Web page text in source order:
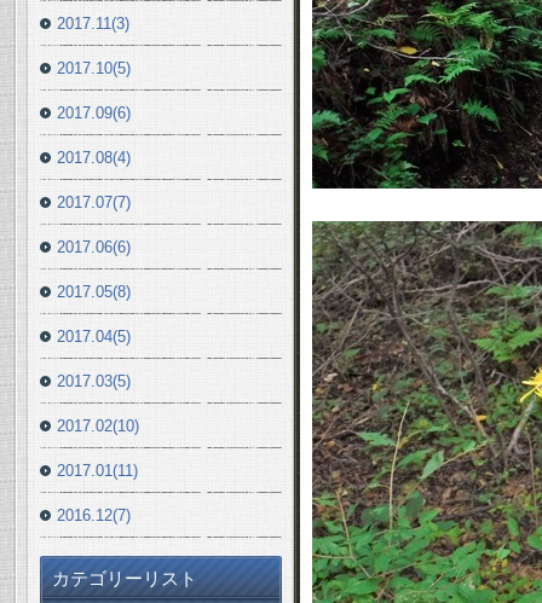
2017.11(3)
2017.10(5)
2017.09(6)
2017.08(4)
2017.07(7)
2017.06(6)
2017.05(8)
2017.04(5)
2017.03(5)
2017.02(10)
2017.01(11)
2016.12(7)
カテゴリーリスト